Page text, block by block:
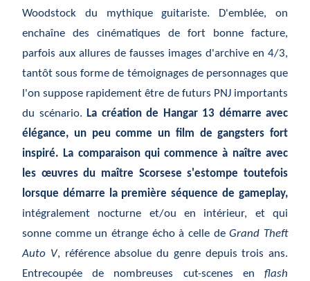
Woodstock du mythique guitariste. D'emblée, on
enchaîne des cinématiques de fort bonne facture,
parfois aux allures de fausses images d'archive en 4/3,
tantôt sous forme de témoignages de personnages que
l'on suppose rapidement être de futurs PNJ importants
du scénario. La création de Hangar 13 démarre avec
élégance, un peu comme un film de gangsters fort
inspiré. La comparaison qui commence à naître avec
les œuvres du maître Scorsese s'estompe toutefois
lorsque démarre la première séquence de gameplay,
intégralement nocturne et/ou en intérieur, et qui
sonne comme un étrange écho à celle deGrand Theft
Auto V, référence absolue du genre depuis trois ans.
Entrecoupée de nombreuses cut-scenes en flash